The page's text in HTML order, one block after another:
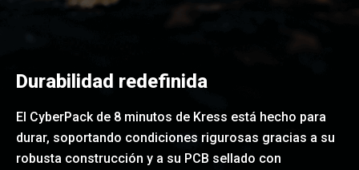
Durabilidad redefinida
El CyberPack de 8 minutos de Kress está hecho para
durar, soportando condiciones rigurosas gracias a su
robusta construcción y a su PCB sellado con